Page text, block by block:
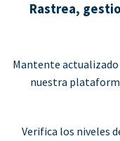
Rastrea,
Mantente
nuestra
Verifica los niveles